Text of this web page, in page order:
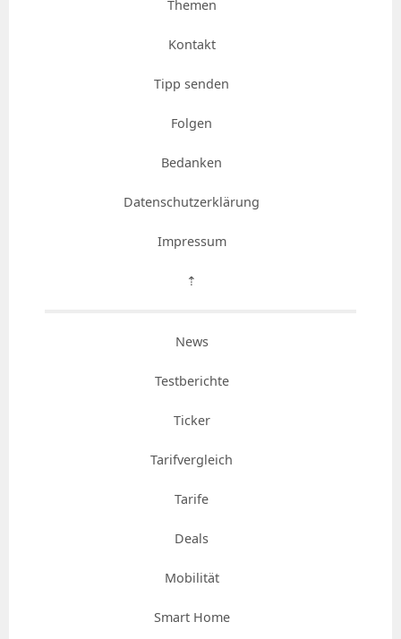
Themen
Kontakt
Tipp senden
Folgen
Bedanken
Datenschutzerklärung
Impressum
⇡
News
Testberichte
Ticker
Tarifvergleich
Tarife
Deals
Mobilität
Smart Home